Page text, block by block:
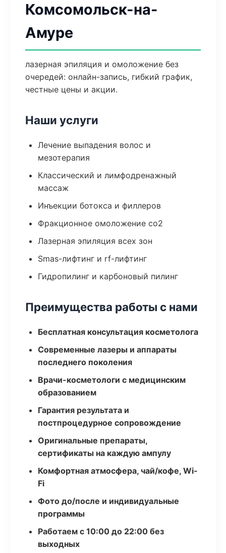
Комсомольск-на-
Амуре
лазерная эпиляция и омоложение без
очередей: онлайн-запись, гибкий график,
честные цены и акции.
Наши услуги
Лечение выпадения волос и
мезотерапия
Классический и лимфодренажный
массаж
Инъекции ботокса и филлеров
Фракционное омоложение co2
Лазерная эпиляция всех зон
Smas-лифтинг и rf-лифтинг
Гидропилинг и карбоновый пилинг
Преимущества работы с нами
Бесплатная консультация косметолога
Современные лазеры и аппараты
последнего поколения
Врачи-косметологи с медицинским
образованием
Гарантия результата и
постпроцедурное сопровождение
Оригинальные препараты,
сертификаты на каждую ампулу
Комфортная атмосфера, чай/кофе, Wi-
Fi
Фото до/после и индивидуальные
программы
Работаем с 10:00 до 22:00 без
выходных